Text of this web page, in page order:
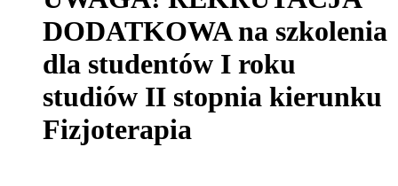
DODATKOWA na szkolenia
dla studentów I roku
studiów II stopnia kierunku
Fizjoterapia